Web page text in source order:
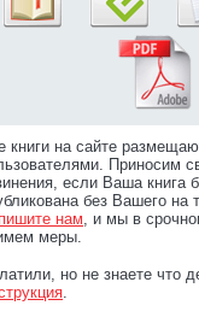
книги на сайте
Приносим
если Ваша книга
без Вашего на
нам, и мы в
меры.
но не знаете что
.